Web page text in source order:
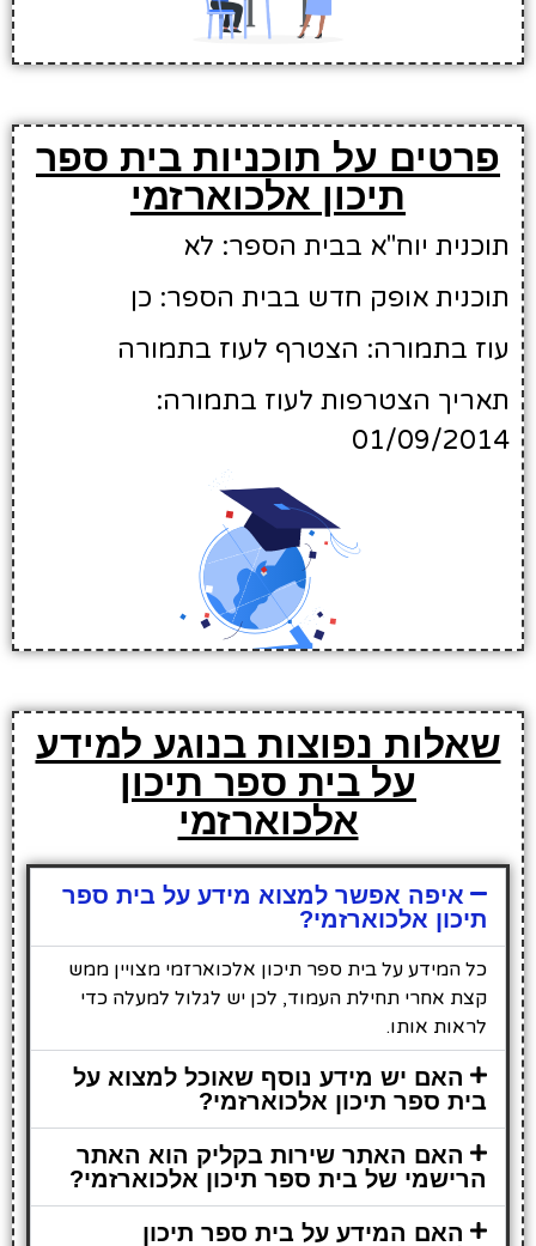
פרטים על תוכניות בית ספר
תיכון אלכוארזמי
תוכנית יוח"א בבית הספר: לא
תוכנית אופק חדש בבית הספר: כן
עוז בתמורה: הצטרף לעוז בתמורה
תאריך הצטרפות לעוז בתמורה:
01/09/2014
שאלות נפוצות בנוגע למידע
על בית ספר תיכון
אלכוארזמי
איפה אפשר למצוא מידע על בית ספר
תיכון אלכוארזמי?
כל המידע על בית ספר תיכון אלכוארזמי מצויין ממש
קצת אחרי תחילת העמוד, לכן יש לגלול למעלה כדי
לראות אותו.
האם יש מידע נוסף שאוכל למצוא על
בית ספר תיכון אלכוארזמי?
האם האתר שירות בקליק הוא האתר
הרישמי של בית ספר תיכון אלכוארזמי?
האם המידע על בית ספר תיכון